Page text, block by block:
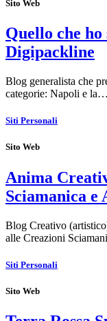
Sito Web
Quello che ho
Digipackline
Blog generalista che
categorie: Napoli e la…
Siti Personali
Sito Web
Anima
Sciamanica e
Blog Creativo
alle Creazioni
Siti Personali
Sito Web